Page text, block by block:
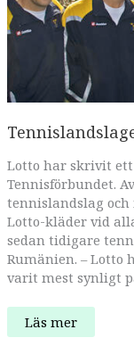
Lotto har skrivit ett
Tennisförbundet.
tennislandslag
Lotto-kläder vid
sedan tidigare
Rumänien. – Lotto
varit mest synligt
Tennislandslagen
bär
Läs mer